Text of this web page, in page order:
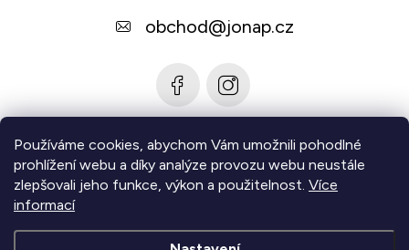
Používáme cookies, abychom Vám umožnili pohodlné
prohlížení webu a díky analýze provozu webu neustále
zlepšovali jeho funkce, výkon a použitelnost. Více
informací
obchod@jonap.cz
Informace pro vás
Zjistěte více